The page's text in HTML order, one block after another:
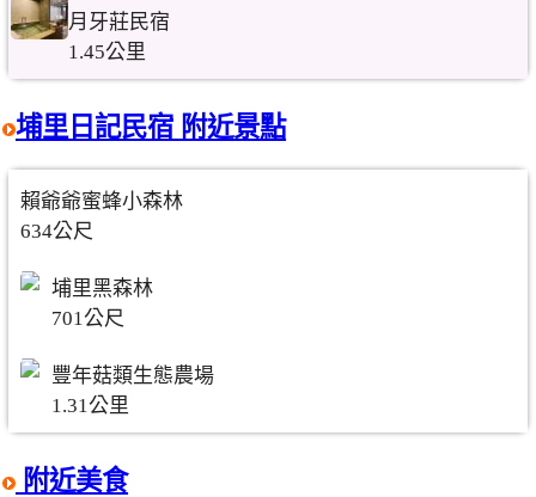
月牙莊民宿
1.45公里
埔里日記民宿 附近景點
賴爺爺蜜蜂小森林
634公尺
埔里黑森林
701公尺
豐年菇類生態農場
1.31公里
附近美食